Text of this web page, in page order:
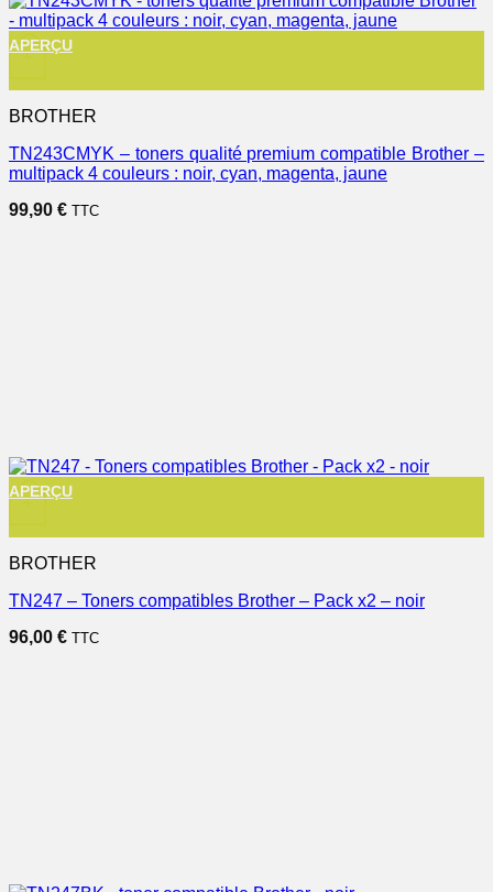
+
APERÇU
BROTHER
TN243CMYK – toners qualité premium compatible Brother –
multipack 4 couleurs : noir, cyan, magenta, jaune
99,90 € TTC
+
APERÇU
BROTHER
TN247 – Toners compatibles Brother – Pack x2 – noir
96,00 € TTC